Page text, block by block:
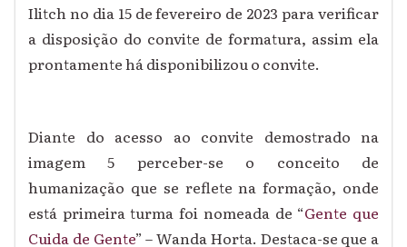
Ilitch no dia 15 de fevereiro de 2023 para verificar
a disposição do convite de formatura, assim ela
prontamente há disponibilizou o convite.
Diante do acesso ao convite demostrado na
imagem 5 perceber-se o conceito de
humanização que se reflete na formação, onde
está primeira turma foi nomeada de “Gente que
Cuida de Gente” – Wanda Horta. Destaca-se que a